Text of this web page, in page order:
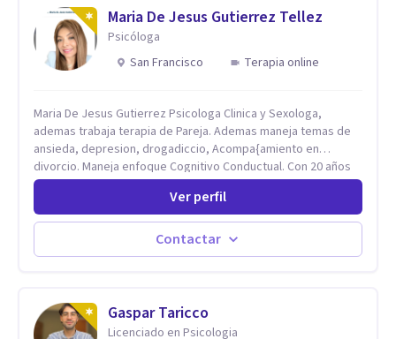
Maria De Jesus Gutierrez Tellez
Psicóloga
San Francisco
Terapia online
Maria De Jesus Gutierrez Psicologa Clinica y Sexologa,
ademas trabaja terapia de Pareja. Ademas maneja temas de
ansieda, depresion, drogadiccio, Acompa{amiento en
divorcio. Maneja enfoque Cognitivo Conductual. Con 20 años
de experiencia, constantemente capacitandose en las
diferntes areas de la Salud Mental.
Ver perfil
Contactar
Gaspar Taricco
Licenciado en Psicologia